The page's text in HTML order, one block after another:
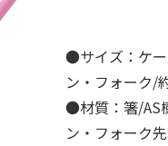
●サイズ：ケ
ン・フォーク/
●材質：箸/AS
ン・フォーク